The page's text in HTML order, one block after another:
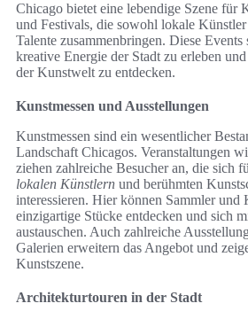
Chicago bietet eine lebendige Szene für
und Festivals, die sowohl lokale
Talente zusammenbringen. Diese
kreative Energie der Stadt zu erleben
der Kunstwelt zu entdecken.
Kunstmessen und Ausstellungen
Kunstmessen sind ein wesentlicher
Landschaft Chicagos. Veranstaltungen
ziehen zahlreiche Besucher an, die sich
lokalen Künstlern und berühmten
interessieren. Hier können Sammler und
einzigartige Stücke entdecken und sich
austauschen. Auch zahlreiche
Galerien erweitern das Angebot und
Kunstszene.
Architekturtouren in der Stadt